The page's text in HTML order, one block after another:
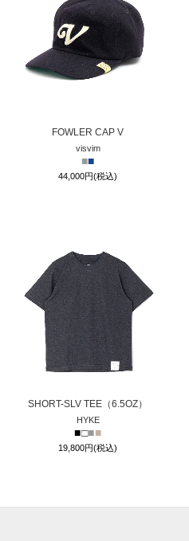
FOWLER CAP V
visvim
■■
44,000円(税込)
SHORT-SLV TEE（6.5OZ）
HYKE
■□■■
19,800円(税込)